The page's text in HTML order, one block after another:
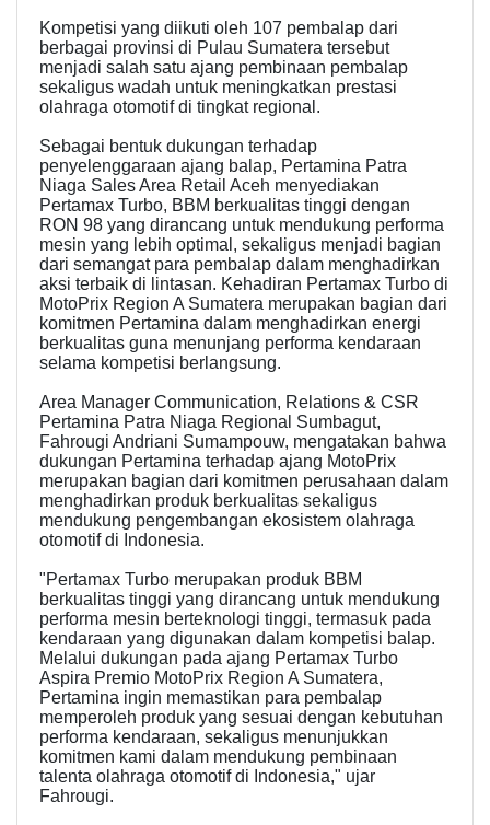
Kompetisi yang diikuti oleh 107 pembalap dari
berbagai provinsi di Pulau Sumatera tersebut
menjadi salah satu ajang pembinaan pembalap
sekaligus wadah untuk meningkatkan prestasi
olahraga otomotif di tingkat regional.
Sebagai bentuk dukungan terhadap
penyelenggaraan ajang balap, Pertamina Patra
Niaga Sales Area Retail Aceh menyediakan
Pertamax Turbo, BBM berkualitas tinggi dengan
RON 98 yang dirancang untuk mendukung performa
mesin yang lebih optimal, sekaligus menjadi bagian
dari semangat para pembalap dalam menghadirkan
aksi terbaik di lintasan. Kehadiran Pertamax Turbo di
MotoPrix Region A Sumatera merupakan bagian dari
komitmen Pertamina dalam menghadirkan energi
berkualitas guna menunjang performa kendaraan
selama kompetisi berlangsung.
Area Manager Communication, Relations & CSR
Pertamina Patra Niaga Regional Sumbagut,
Fahrougi Andriani Sumampouw, mengatakan bahwa
dukungan Pertamina terhadap ajang MotoPrix
merupakan bagian dari komitmen perusahaan dalam
menghadirkan produk berkualitas sekaligus
mendukung pengembangan ekosistem olahraga
otomotif di Indonesia.
"Pertamax Turbo merupakan produk BBM
berkualitas tinggi yang dirancang untuk mendukung
performa mesin berteknologi tinggi, termasuk pada
kendaraan yang digunakan dalam kompetisi balap.
Melalui dukungan pada ajang Pertamax Turbo
Aspira Premio MotoPrix Region A Sumatera,
Pertamina ingin memastikan para pembalap
memperoleh produk yang sesuai dengan kebutuhan
performa kendaraan, sekaligus menunjukkan
komitmen kami dalam mendukung pembinaan
talenta olahraga otomotif di Indonesia," ujar
Fahrougi.